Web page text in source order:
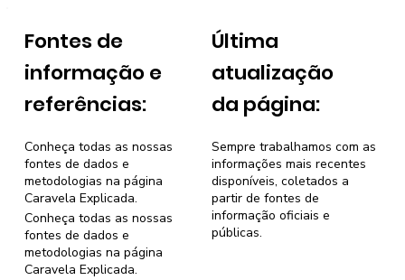
Fontes de
informação e
referências:
Última
atualização
da página:
Sempre trabalhamos com as
informações mais recentes
disponíveis, coletados a
partir de fontes de
informação oficiais e
públicas.
Conheça todas as nossas
fontes de dados e
metodologias na página
Caravela Explicada.
Conheça todas as nossas
fontes de dados e
metodologias na página
Caravela Explicada.